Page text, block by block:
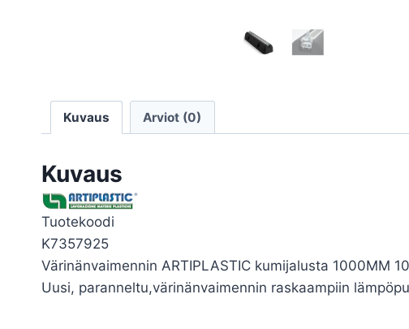
Kuvaus Arviot (0)
Kuvaus
Tuotekoodi
K7357925
Värinänvaimennin ARTIPLASTIC kumijalusta 1000MM
Uusi, paranneltu,värinänvaimennin raskaampiin